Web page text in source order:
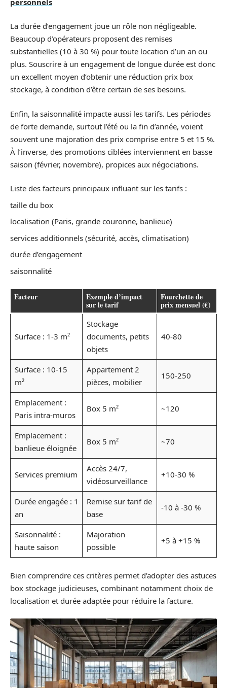
La durée d’engagement joue un rôle non négligeable.
Beaucoup d’opérateurs proposent des remises
substantielles (10 à 30 %) pour toute location d’un an ou
plus. Souscrire à un engagement de longue durée est donc
un excellent moyen d’obtenir une réduction prix box
stockage, à condition d’être certain de ses besoins.
Enfin, la saisonnalité impacte aussi les tarifs. Les périodes
de forte demande, surtout l’été ou la fin d’année, voient
souvent une majoration des prix comprise entre 5 et 15 %.
À l’inverse, des promotions ciblées interviennent en basse
saison (février, novembre), propices aux négociations.
Liste des facteurs principaux influant sur les tarifs :
taille du box
localisation (Paris, grande couronne, banlieue)
services additionnels (sécurité, accès, climatisation)
durée d’engagement
saisonnalité
Facteur Exemple d’impact
sur le tarif
Fourchette de
prix mensuel (€)
Surface : 1-3 m²
Stockage
documents, petits
objets
40-80
Surface : 10-15
m²
Appartement 2
pièces, mobilier
150-250
Emplacement :
Paris intra-muros
Box 5 m² ~120
Emplacement :
banlieue éloignée
Box 5 m² ~70
Services premium
Accès 24/7,
vidéosurveillance
+10-30 %
Durée engagée : 1
an
Remise sur tarif de
base
-10 à -30 %
Saisonnalité :
haute saison
Majoration
possible
+5 à +15 %
Bien comprendre ces critères permet d’adopter des astuces
box stockage judicieuses, combinant notamment choix de
localisation et durée adaptée pour réduire la facture.